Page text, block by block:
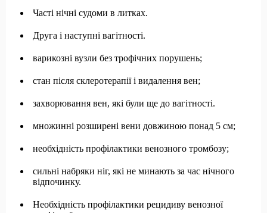
Часті нічні судоми в литках.
Друга і наступні вагітності.
варикозні вузли без трофічних порушень;
стан після склеротерапії і видалення вен;
захворювання вен, які були ще до вагітності.
множинні розширені вени довжиною понад 5 см;
необхідність профілактики венозного тромбозу;
сильні набряки ніг, які не минають за час нічного
відпочинку.
Необхідність профілактики рецидиву венозної